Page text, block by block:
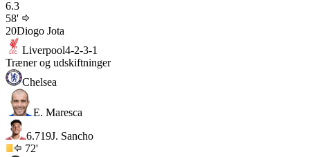
6.3
58'
20Diogo Jota
Liverpool4-2-3-1
Træner og udskiftninger
Chelsea
E. Maresca
6.719J. Sancho
72'